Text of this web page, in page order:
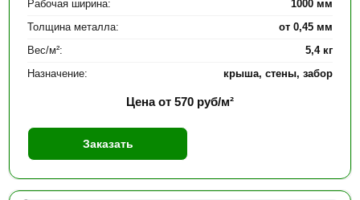
Рабочая ширина:
1000 мм
Толщина металла:
от 0,45 мм
Вес/м²:
5,4 кг
Назначение:
крыша, стены, забор
Цена от 570 руб/м²
Заказать